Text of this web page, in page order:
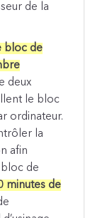
de la
bloc de
deux
le bloc
ordinateur.
la
afin
de
minutes de